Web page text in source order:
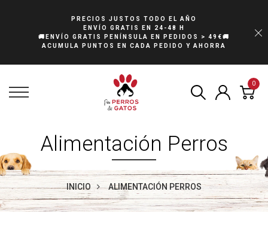
PRECIOS JUSTOS TODO EL AÑO
ENVÍO GRATIS EN 24-48 H
🚚ENVÍO GRATIS PENÍNSULA EN PEDIDOS > 49€🚚
ACUMULA PUNTOS EN CADA PEDIDO Y AHORRA
0
Alimentación Perros
INICIO ALIMENTACIÓN PERROS